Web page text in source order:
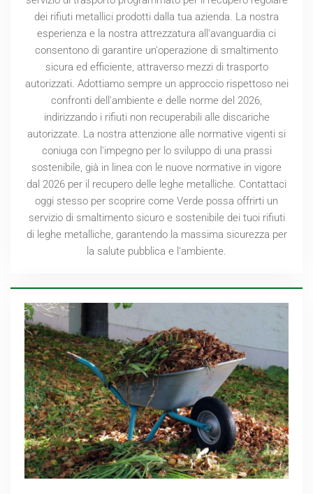
dei rifiuti metallici prodotti dalla tua azienda. La nostra
esperienza e la nostra attrezzatura all'avanguardia ci
consentono di garantire un'operazione di smaltimento
sicura ed efficiente, attraverso mezzi di trasporto
autorizzati. Adottiamo sempre un approccio rispettoso nei
confronti dell'ambiente e delle norme del 2026,
indirizzando i rifiuti non recuperabili alle discariche
autorizzate. La nostra attenzione alle normative vigenti si
coniuga con l'impegno per lo sviluppo di una prassi
sostenibile, già in linea con le nuove normative in vigore
dal 2026 per il recupero delle leghe metalliche. Contattaci
oggi stesso per scoprire come Verde possa offrirti un
servizio di smaltimento sicuro e sostenibile dei tuoi rifiuti
di leghe metalliche, garantendo la massima sicurezza per
la salute pubblica e l'ambiente.